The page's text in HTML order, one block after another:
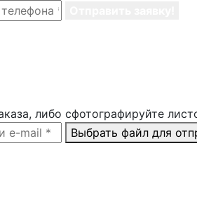
либо сфотографируйте
Выбрать файл для